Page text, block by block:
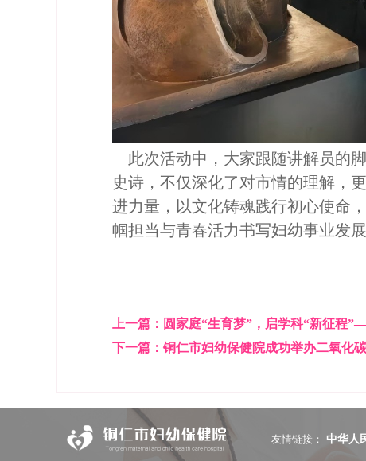
此次活动中，大家跟随讲解员的
史诗，不仅深化了对市情的理解，
进力量，以文化铸魂践行初心使命
帼担当与青春活力书写妇幼事业发展
上一篇： 圆家庭“生育梦”，启学科“新征程
审
下一篇： 铜仁市妇幼保健院成功举办二氧化
友情链接： 中华人